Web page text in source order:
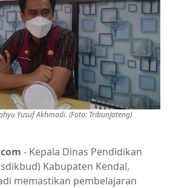
Yusuf Akhmadi. (Foto: TribunJateng)
- Kepala Dinas Pendidikan
Kabupaten Kendal,
memastikan pembelajaran